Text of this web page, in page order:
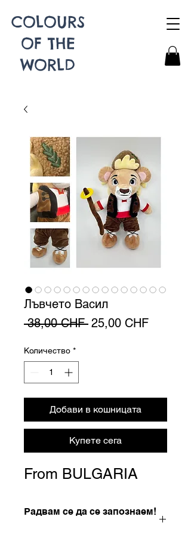
COLOURS
OF THE
WORLD
Лъвчето Васил
38,00 CHF Редовна
25,00 CHF
Количество *
Добави в кошницата
Купете сега
From BULGARIA
Радвам се да се запознаем!